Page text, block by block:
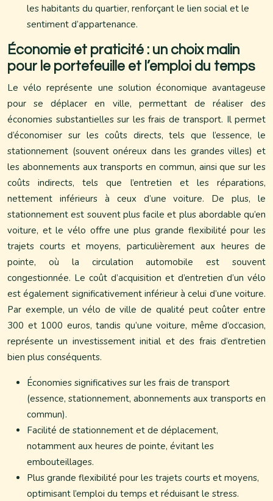
les habitants du quartier, renforçant le lien social et le
sentiment d’appartenance.
Économie et praticité : un choix malin
pour le portefeuille et l’emploi du temps
Le vélo représente une solution économique avantageuse
pour se déplacer en ville, permettant de réaliser des
économies substantielles sur les frais de transport. Il permet
d’économiser sur les coûts directs, tels que l’essence, le
stationnement (souvent onéreux dans les grandes villes) et
les abonnements aux transports en commun, ainsi que sur les
coûts indirects, tels que l’entretien et les réparations,
nettement inférieurs à ceux d’une voiture. De plus, le
stationnement est souvent plus facile et plus abordable qu’en
voiture, et le vélo offre une plus grande flexibilité pour les
trajets courts et moyens, particulièrement aux heures de
pointe, où la circulation automobile est souvent
congestionnée. Le coût d’acquisition et d’entretien d’un vélo
est également significativement inférieur à celui d’une voiture.
Par exemple, un vélo de ville de qualité peut coûter entre
300 et 1000 euros, tandis qu’une voiture, même d’occasion,
représente un investissement initial et des frais d’entretien
bien plus conséquents.
Économies significatives sur les frais de transport
(essence, stationnement, abonnements aux transports en
commun).
Facilité de stationnement et de déplacement,
notamment aux heures de pointe, évitant les
embouteillages.
Plus grande flexibilité pour les trajets courts et moyens,
optimisant l’emploi du temps et réduisant le stress.